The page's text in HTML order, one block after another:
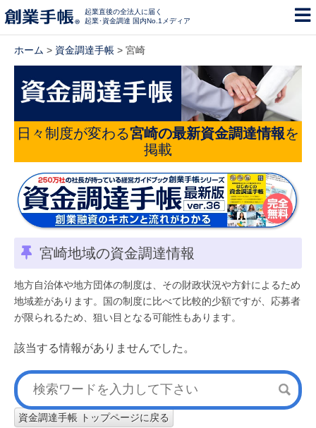
起業直後の全法人に届く
起業･資金調達 国内No.1メディア
ホーム > 資金調達手帳 > 宮崎
日々制度が変わる宮崎の最新資金調達情報を
掲載
宮崎地域の資金調達情報
地方自治体や地方団体の制度は、その財政状況や方針によるため
地域差があります。国の制度に比べて比較的少額ですが、応募者
が限られるため、狙い目となる可能性もあります。
該当する情報がありませんでした。
資金調達手帳 トップページに戻る